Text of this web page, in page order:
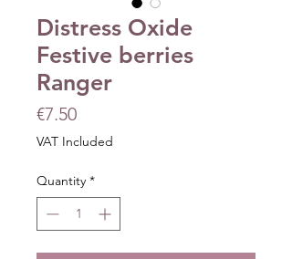
Distress Oxide
Festive berries
Ranger
€7.50Price
VAT Included
Quantity *